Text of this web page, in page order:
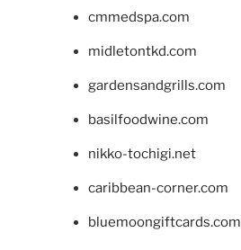
cmmedspa.com
midletontkd.com
gardensandgrills.com
basilfoodwine.com
nikko-tochigi.net
caribbean-corner.com
bluemoongiftcards.com